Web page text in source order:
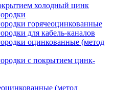
холодный цинк
горячеоцинкованные
для кабель-каналов
оцинкованные (метод
с покрытием цинк-
(метод